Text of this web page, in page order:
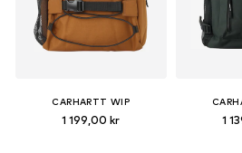
CARHARTT WIP
1 199,00 kr 1